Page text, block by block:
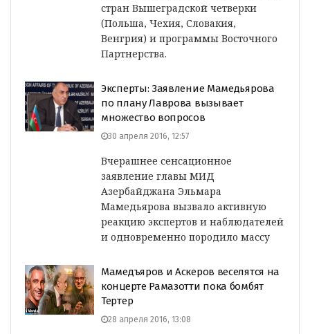
стран Вышеградской четверки
(Польша, Чехия, Словакия,
Венгрия) и программы Восточного
Партнерства.
Эксперты: Заявление Мамедьярова
по плану Лаврова вызывает
множество вопросов
30 апреля 2016, 12:57
Вчерашнее сенсационное
заявление главы МИД
Азербайджана Эльмара
Мамедьярова вызвало активную
реакцию экспертов и наблюдателей
и одновременно породило массу
Мамедъяров и Аскеров веселятся на
концерте Рамазотти пока бомбят
Тертер
28 апреля 2016, 13:08